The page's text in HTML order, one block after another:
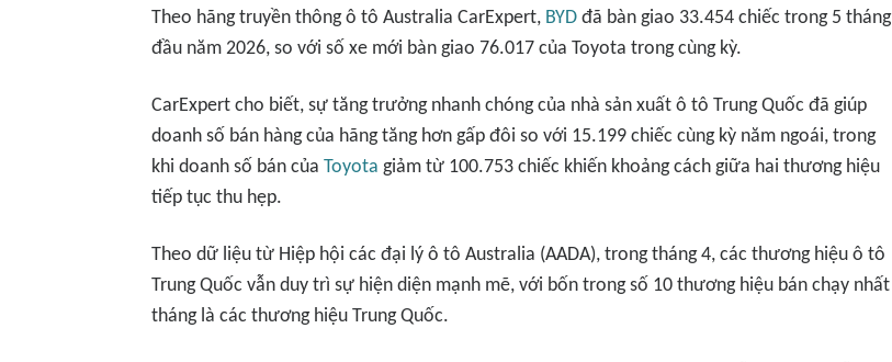
Theo hãng truyền thông ô tô Australia CarExpert, BYD đã bàn giao 33.454 chiếc trong 5 tháng
đầu năm 2026, so với số xe mới bàn giao 76.017 của Toyota trong cùng kỳ.
CarExpert cho biết, sự tăng trưởng nhanh chóng của nhà sản xuất ô tô Trung Quốc đã giúp
doanh số bán hàng của hãng tăng hơn gấp đôi so với 15.199 chiếc cùng kỳ năm ngoái, trong
khi doanh số bán của Toyota giảm từ 100.753 chiếc khiến khoảng cách giữa hai thương hiệu
tiếp tục thu hẹp.
Theo dữ liệu từ Hiệp hội các đại lý ô tô Australia (AADA), trong tháng 4, các thương hiệu ô tô
Trung Quốc vẫn duy trì sự hiện diện mạnh mẽ, với bốn trong số 10 thương hiệu bán chạy nhất
tháng là các thương hiệu Trung Quốc.